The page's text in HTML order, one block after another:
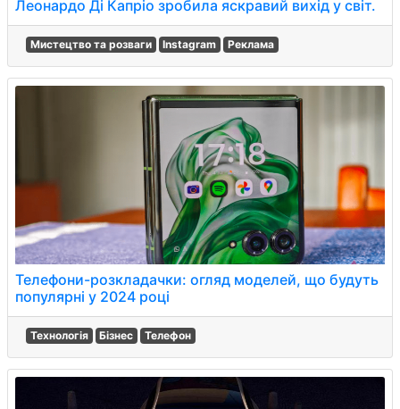
Леонардо Ді Капріо зробила яскравий вихід у світ.
Мистецтво та розваги Instagram Реклама
Телефони-розкладачки: огляд моделей, що будуть
популярні у 2024 році
Технологія Бізнес Телефон